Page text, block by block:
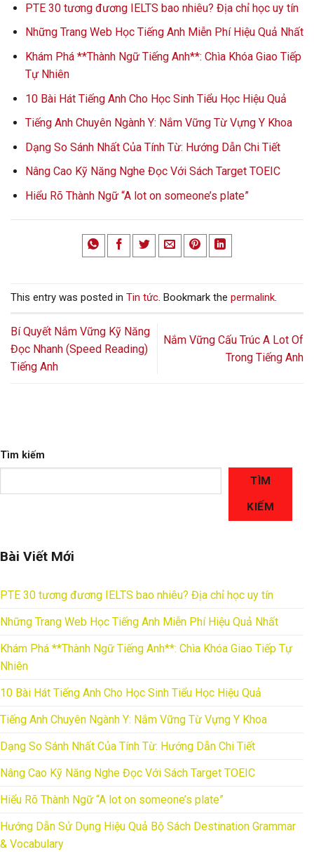
PTE 30 tương đương IELTS bao nhiêu? Địa chỉ học uy tín
Những Trang Web Học Tiếng Anh Miễn Phí Hiệu Quả Nhất
Khám Phá **Thành Ngữ Tiếng Anh**: Chìa Khóa Giao Tiếp
Tự Nhiên
10 Bài Hát Tiếng Anh Cho Học Sinh Tiểu Học Hiệu Quả
Tiếng Anh Chuyên Ngành Y: Nắm Vững Từ Vựng Y Khoa
Dạng So Sánh Nhất Của Tính Từ: Hướng Dẫn Chi Tiết
Nâng Cao Kỹ Năng Nghe Đọc Với Sách Target TOEIC
Hiểu Rõ Thành Ngữ “A lot on someone’s plate”
This entry was posted in Tin tức. Bookmark the permalink.
Bí Quyết Nắm Vững Kỹ Năng
Đọc Nhanh (Speed Reading)
Tiếng Anh
Nắm Vững Cấu Trúc A Lot Of
Trong Tiếng Anh
Tìm kiếm
TÌM
KIẾM
Bài Viết Mới
PTE 30 tương đương IELTS bao nhiêu? Địa chỉ học uy tín
Những Trang Web Học Tiếng Anh Miễn Phí Hiệu Quả Nhất
Khám Phá **Thành Ngữ Tiếng Anh**: Chìa Khóa Giao Tiếp Tự
Nhiên
10 Bài Hát Tiếng Anh Cho Học Sinh Tiểu Học Hiệu Quả
Tiếng Anh Chuyên Ngành Y: Nắm Vững Từ Vựng Y Khoa
Dạng So Sánh Nhất Của Tính Từ: Hướng Dẫn Chi Tiết
Nâng Cao Kỹ Năng Nghe Đọc Với Sách Target TOEIC
Hiểu Rõ Thành Ngữ “A lot on someone’s plate”
Hướng Dẫn Sử Dụng Hiệu Quả Bộ Sách Destination Grammar
& Vocabulary